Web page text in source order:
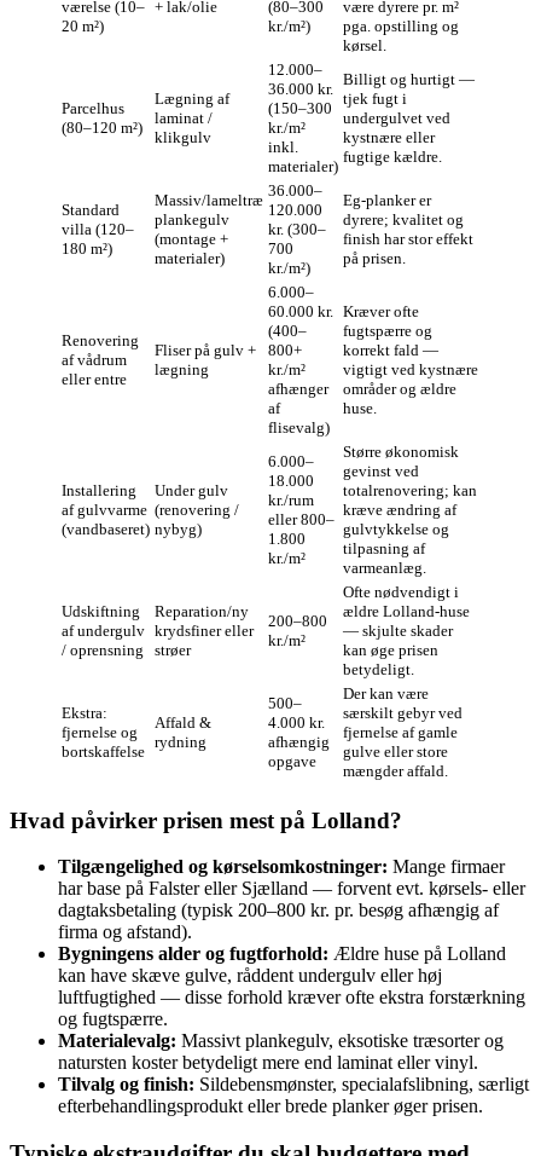
værelse (10–
20 m²)
+ lak/olie
(80–300
kr./m²)
være dyrere pr. m²
pga. opstilling og
kørsel.
Parcelhus
(80–120 m²)
Lægning af
laminat /
klikgulv
12.000–
36.000 kr.
(150–300
kr./m²
inkl.
materialer)
Billigt og hurtigt —
tjek fugt i
undergulvet ved
kystnære eller
fugtige kældre.
Standard
villa (120–
180 m²)
Massiv/lameltræ
plankegulv
(montage +
materialer)
36.000–
120.000
kr. (300–
700
kr./m²)
Eg-planker er
dyrere; kvalitet og
finish har stor effekt
på prisen.
Renovering
af vådrum
eller entre
Fliser på gulv +
lægning
6.000–
60.000 kr.
(400–
800+
kr./m²
afhænger
af
flisevalg)
Kræver ofte
fugtspærre og
korrekt fald —
vigtigt ved kystnære
områder og ældre
huse.
Installering
af gulvvarme
(vandbaseret)
Under gulv
(renovering /
nybyg)
6.000–
18.000
kr./rum
eller 800–
1.800
kr./m²
Større økonomisk
gevinst ved
totalrenovering; kan
kræve ændring af
gulvtykkelse og
tilpasning af
varmeanlæg.
Udskiftning
af undergulv
/ oprensning
Reparation/ny
krydsfiner eller
strøer
200–800
kr./m²
Ofte nødvendigt i
ældre Lolland-huse
— skjulte skader
kan øge prisen
betydeligt.
Ekstra:
fjernelse og
bortskaffelse
Affald &
rydning
500–
4.000 kr.
afhængig
opgave
Der kan være
særskilt gebyr ved
fjernelse af gamle
gulve eller store
mængder affald.
Hvad påvirker prisen mest på Lolland?
Tilgængelighed og kørselsomkostninger: Mange firmaer
har base på Falster eller Sjælland — forvent evt. kørsels- eller
dagtaksbetaling (typisk 200–800 kr. pr. besøg afhængig af
firma og afstand).
Bygningens alder og fugtforhold: Ældre huse på Lolland
kan have skæve gulve, råddent undergulv eller høj
luftfugtighed — disse forhold kræver ofte ekstra forstærkning
og fugtspærre.
Materialevalg: Massivt plankegulv, eksotiske træsorter og
natursten koster betydeligt mere end laminat eller vinyl.
Tilvalg og finish: Sildebensmønster, specialafslibning, særligt
efterbehandlingsprodukt eller brede planker øger prisen.